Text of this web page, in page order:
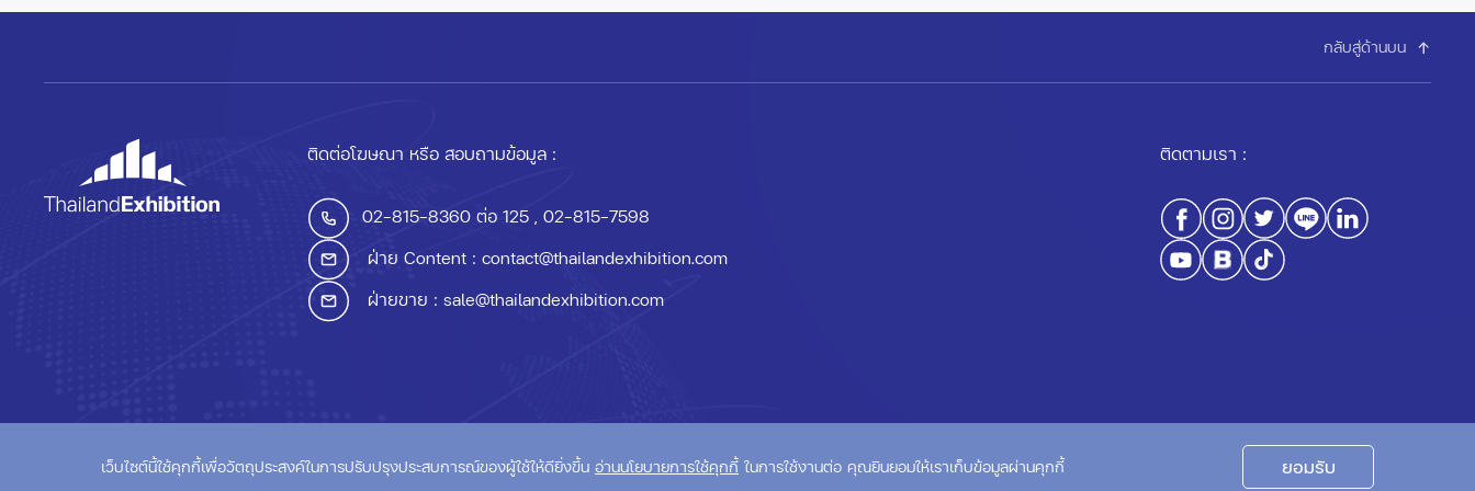
กลับสู่ด้านบน
ติดต่อโฆษณา หรือ สอบถามข้อมูล :
02-815-8360 ต่อ 125 , 02-815-7598
ฝ่าย Content : contact@thailandexhibition.com
ฝ่ายขาย : sale@thailandexhibition.com
ติดตามเรา :
นโยบายความเป็นส่วนตัวนโยบายการใช้คุกกี้
เว็บไซต์นี้ใช้คุกกี้เพื่อวัตถุประสงค์ในการปรับปรุงประสบการณ์ของผู้ใช้ให้ดียิ่งขึ้น อ่านนโยบายการใช้คุกกี้ ในการใช้งานต่อ คุณยินยอมให้เราเก็บข้อมูลผ่านคุกกี้ ยอมรับ